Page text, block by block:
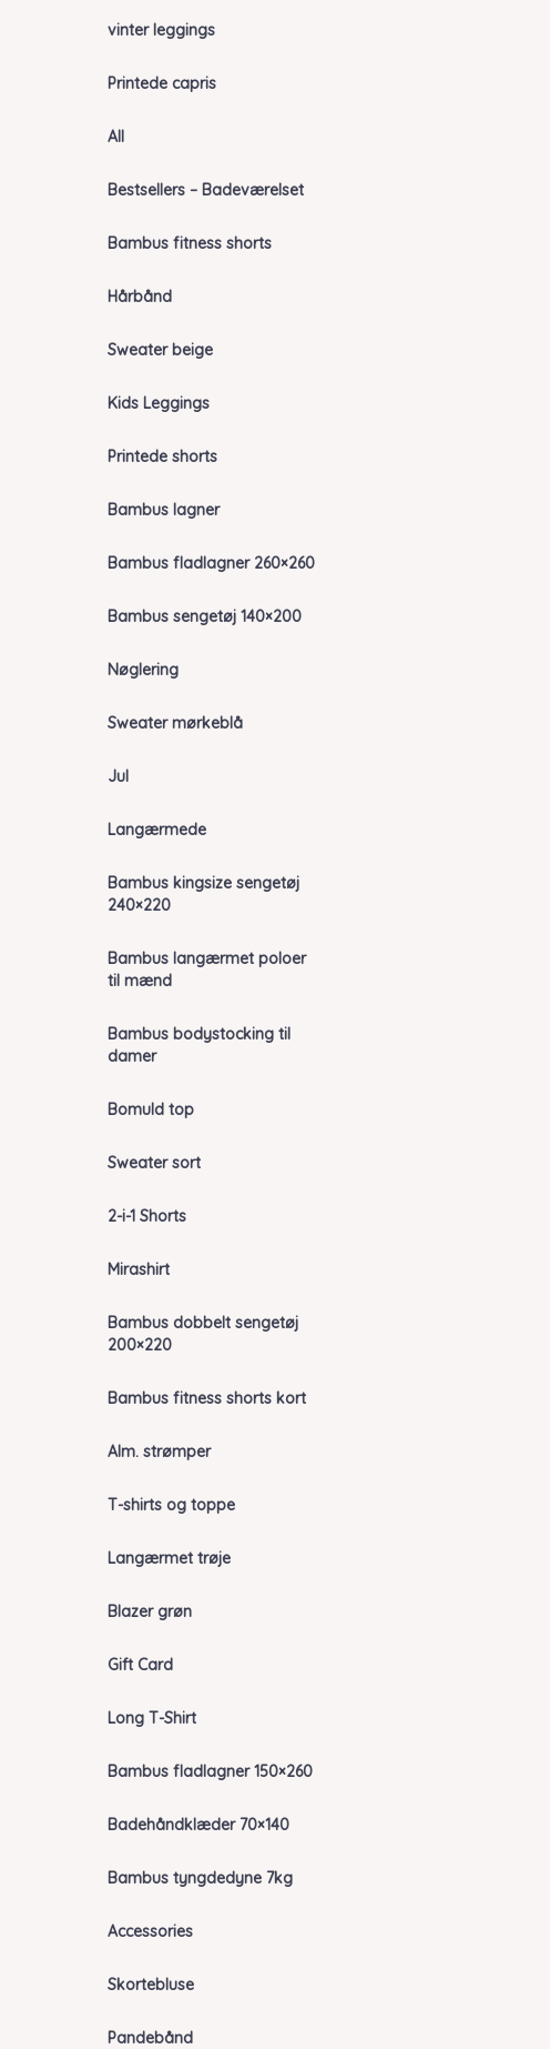
vinter leggings
Printede capris
All
Bestsellers – Badeværelset
Bambus fitness shorts
Hårbånd
Sweater beige
Kids Leggings
Printede shorts
Bambus lagner
Bambus fladlagner 260×260
Bambus sengetøj 140×200
Nøglering
Sweater mørkeblå
Jul
Langærmede
Bambus kingsize sengetøj
240×220
Bambus langærmet poloer
til mænd
Bambus bodystocking til
damer
Bomuld top
Sweater sort
2-i-1 Shorts
Mirashirt
Bambus dobbelt sengetøj
200×220
Bambus fitness shorts kort
Alm. strømper
T-shirts og toppe
Langærmet trøje
Blazer grøn
Gift Card
Long T-Shirt
Bambus fladlagner 150×260
Badehåndklæder 70×140
Bambus tyngdedyne 7kg
Accessories
Skortebluse
Pandebånd